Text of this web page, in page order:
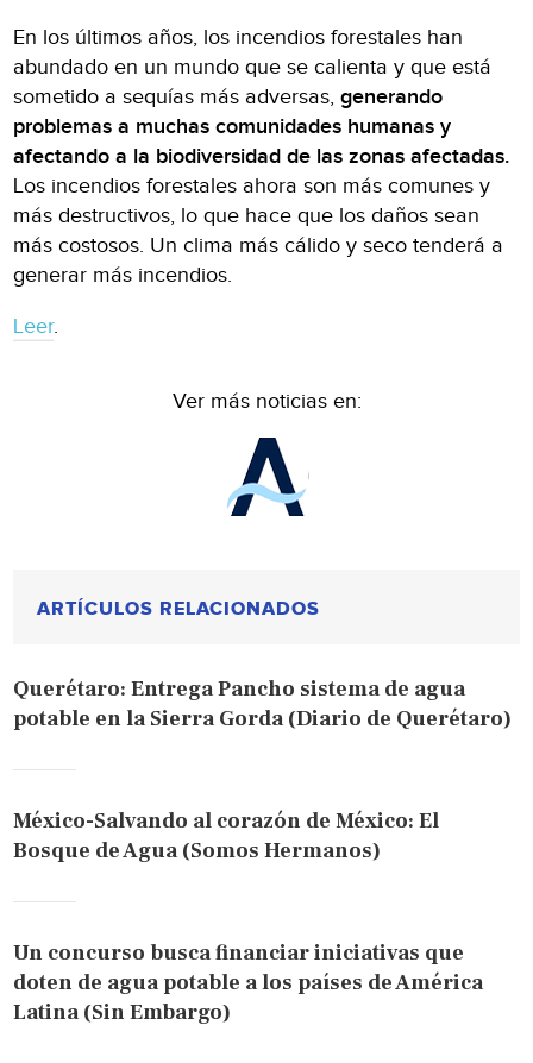
En los últimos años, los incendios forestales han
abundado en un mundo que se calienta y que está
sometido a sequías más adversas,generando
problemas a muchas comunidades humanas y
afectando a la biodiversidad de las zonas afectadas.
Los incendios forestales ahora son más comunes y
más destructivos, lo que hace que los daños sean
más costosos. Un clima más cálido y seco tenderá a
generar más incendios.
Leer.
Ver más noticias en:
ARTÍCULOS RELACIONADOS
Querétaro: Entrega Pancho sistema de agua
potable en la Sierra Gorda (Diario de Querétaro)
México-Salvando al corazón de México: El
Bosque de Agua (Somos Hermanos)
Un concurso busca financiar iniciativas que
doten de agua potable a los países de América
Latina (Sin Embargo)